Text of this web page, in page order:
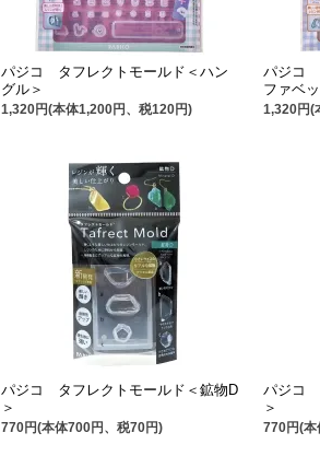
パジコ タフレクトモールド＜ハン
グル＞
1,320円(本体1,200円、税120円)
パジコ
ファベ
1,320円(
パジコ タフレクトモールド＜鉱物D
＞
770円(本体700円、税70円)
パジコ
＞
770円(